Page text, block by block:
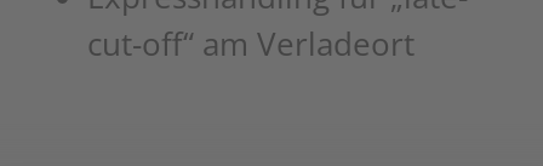
cut-off“ am Verladeort